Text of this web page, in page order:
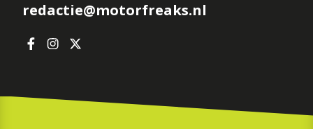
redactie@motorfreaks.nl